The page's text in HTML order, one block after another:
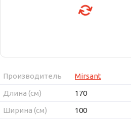
Производитель
Mirsant
Длина (см)
170
Ширина (см)
100